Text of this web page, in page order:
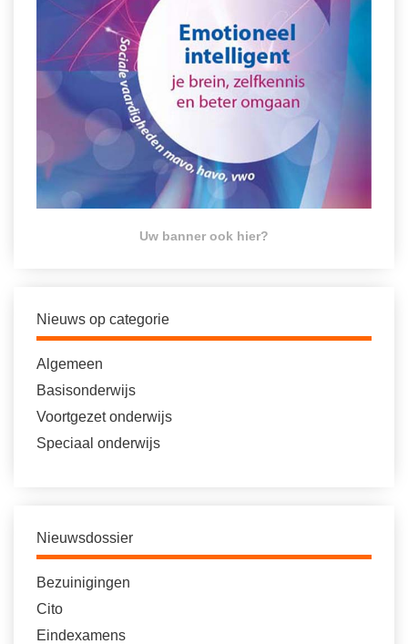
Uw banner ook hier?
Nieuws op categorie
Algemeen
Basisonderwijs
Voortgezet onderwijs
Speciaal onderwijs
Nieuwsdossier
Bezuinigingen
Cito
Eindexamens